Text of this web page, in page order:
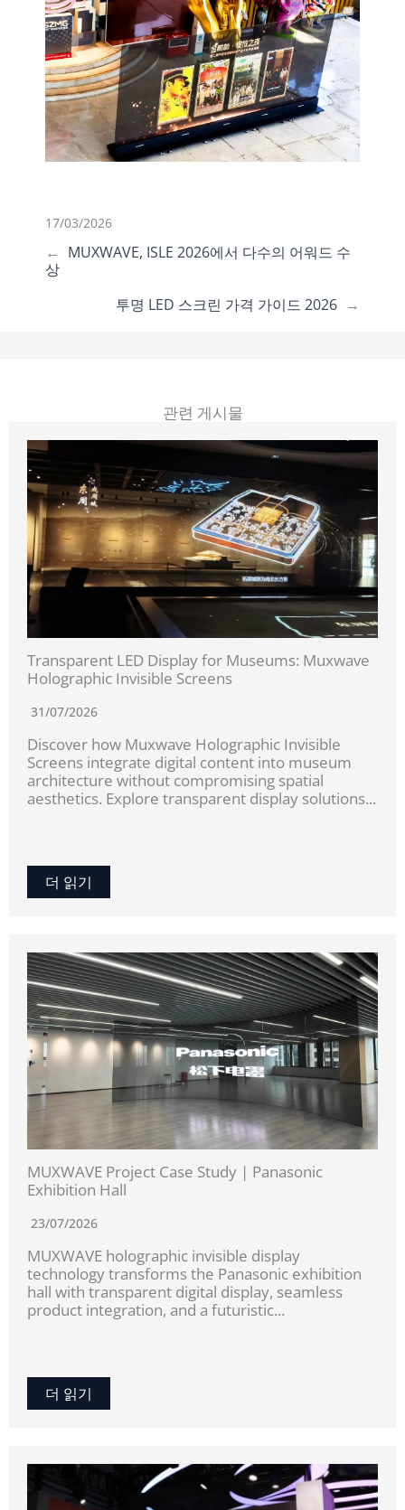
17/03/2026
← MUXWAVE, ISLE 2026에서 다수의 어워드 수
상
투명 LED 스크린 가격 가이드 2026 →
관련 게시물
Transparent LED Display for Museums: Muxwave
Holographic Invisible Screens
31/07/2026
Discover how Muxwave Holographic Invisible
Screens integrate digital content into museum
architecture without compromising spatial
aesthetics. Explore transparent display solutions...
더 읽기
MUXWAVE Project Case Study | Panasonic
Exhibition Hall
23/07/2026
MUXWAVE holographic invisible display
technology transforms the Panasonic exhibition
hall with transparent digital display, seamless
product integration, and a futuristic...
더 읽기